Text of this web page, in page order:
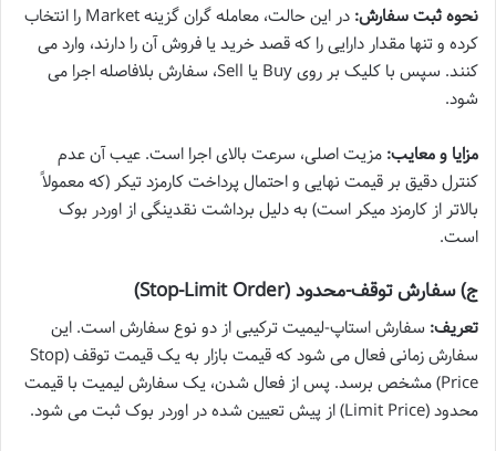
نحوه ثبت سفارش:
در این حالت، معامله گران گزینه Market را انتخاب
کرده و تنها مقدار دارایی را که قصد خرید یا فروش آن را دارند، وارد می
کنند. سپس با کلیک بر روی Buy یا Sell، سفارش بلافاصله اجرا می
شود.
مزایا و معایب: مزیت اصلی، سرعت بالای اجرا است. عیب آن عدم
کنترل دقیق بر قیمت نهایی و احتمال پرداخت کارمزد تیکر (که معمولاً
بالاتر از کارمزد میکر است) به دلیل برداشت نقدینگی از اوردر بوک
است.
ج) سفارش توقف-محدود (Stop-Limit Order)
تعریف: سفارش استاپ-لیمیت ترکیبی از دو نوع سفارش است. این
سفارش زمانی فعال می شود که قیمت بازار به یک قیمت توقف (Stop
Price) مشخص برسد. پس از فعال شدن، یک سفارش لیمیت با قیمت
محدود (Limit Price) از پیش تعیین شده در اوردر بوک ثبت می شود.